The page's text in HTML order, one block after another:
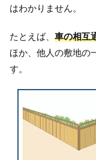
はわかりません。
たとえば、 車の相互
ほか、他人の敷地の
す。